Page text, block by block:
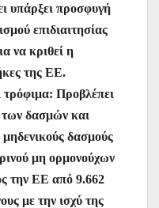
υπάρξει προσφυγή
επιδιαιτησίας
να κριθεί η
της ΕΕ.
τρόφιμα: Προβλέπει
δασμών και
δασμούς
μη ορμονούχων
την ΕΕ από 9.662
με την ισχύ της